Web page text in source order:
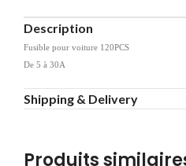
Description
Fusible pour voiture 120PCS
De 5 à 30A
Shipping & Delivery
Produits